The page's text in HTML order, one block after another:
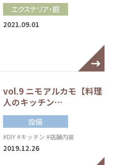
エクステリア・庭
2021.09.01
vol.9 ニモアルカモ【料理
人のキッチン…
設備
#DIY#キッチン #店舗内装
2019.12.26